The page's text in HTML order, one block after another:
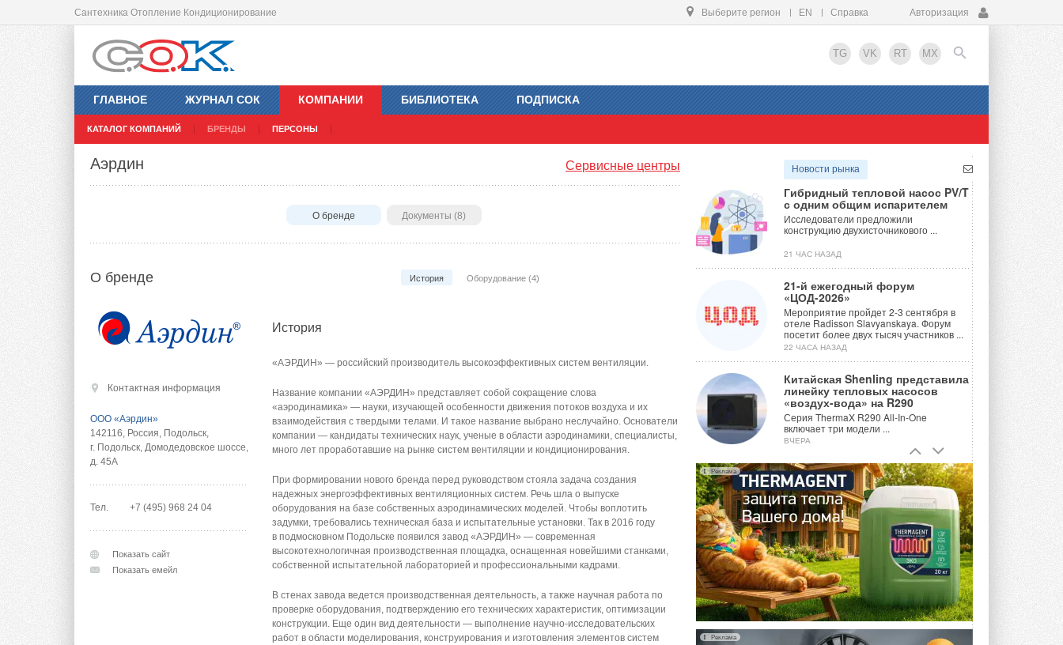
Сантехника Отопление Кондиционирование Выберите регион EN Справка Авторизация
TG VK RT MX
ГЛАВНОЕ ЖУРНАЛ СОК КОМПАНИИ
КАТАЛОГ КОМПАНИЙ БРЕНДЫ ПЕРСОНЫ
БИБЛИОТЕКА ПОДПИСКА
EN
Сервисные центры
Аэрдин
О бренде Документы (8)
О бренде История Оборудование (4)
Контактная информация
ООО «Аэрдин»
142116, Россия, Подольск,
г. Подольск, Домодедовское шоссе,
д. 45А
Тел. +7 (495) 968 24 04
Показать сайт
Показать емейл
История
«АЭРДИН» — российский производитель высокоэффективных систем вентиляции.
Название компании «АЭРДИН» представляет собой сокращение слова
«аэродинамика» — науки, изучающей особенности движения потоков воздуха и их
взаимодействия с твердыми телами. И такое название выбрано неслучайно. Основатели
компании — кандидаты технических наук, ученые в области аэродинамики, специалисты,
много лет проработавшие на рынке систем вентиляции и кондиционирования.
При формировании нового бренда перед руководством стояла задача создания
надежных энергоэффективных вентиляционных систем. Речь шла о выпуске
оборудования на базе собственных аэродинамических моделей. Чтобы воплотить
задумки, требовались техническая база и испытательные установки. Так в 2016 году
в подмосковном Подольске появился завод «АЭРДИН» — современная
высокотехнологичная производственная площадка, оснащенная новейшими станками,
собственной испытательной лабораторией и профессиональными кадрами.
В стенах завода ведется производственная деятельность, а также научная работа по
проверке оборудования, подтверждению его технических характеристик, оптимизации
конструкции. Еще один вид деятельности — выполнение научно-исследовательских
работ в области моделирования, конструирования и изготовления элементов систем
Новости рынка
Гибридный тепловой насос PV/T
с одним общим испарителем
Исследователи предложили
конструкцию двухисточникового ...
21 ЧАС НАЗАД
21-й ежегодный форум
«ЦОД-2026»
Мероприятие пройдет 2-3 сентября в
отеле Radisson Slavyanskaya. Форум
посетит более двух тысяч участников ...
22 ЧАСА НАЗАД
Китайская Shenling представила
линейку тепловых насосов
«воздух-вода» на R290
Серия ThermaX R290 All-In-One
включает три модели ...
ВЧЕРА
Тепловые насосы в связке с
солнечной генерацией и
накопителем снижают
потребление на 60%
Исследователи из Италии установили ...
ВЧЕРА
«РУСКЛИМАТ Fest 2026» в Уфе
собрал свыше 700 профи
климатической отрасли
Организатором выступил торгово-
производственный холдинг ...
3 АВГУСТА 2026
Реклама
Реклама